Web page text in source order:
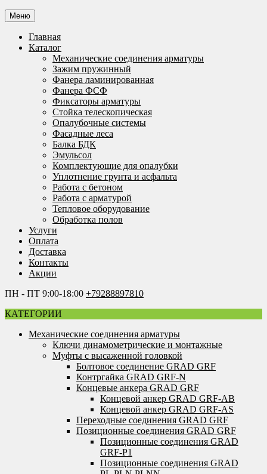
Меню
Главная
Каталог
Механические соединения арматуры
Зажим пружинный
Фанера ламинированная
Фанера ФСФ
Фиксаторы арматуры
Стойка телескопическая
Опалубочные системы
Фасадные леса
Балка БДК
Эмульсол
Комплектующие для опалубки
Уплотнение грунта и асфальта
Работа с бетоном
Работа с арматурой
Тепловое оборудование
Обработка полов
Услуги
Оплата
Доставка
Контакты
Акции
ПН - ПТ 9:00-18:00 +79288897810
КАТЕГОРИИ
Механические соединения арматуры
Ключи динамометрические и монтажные
Муфты с высаженной головкой
Болтовое соединение GRAD GRF
Контргайка GRAD GRF-N
Концевые анкера GRAD GRF
Концевой анкер GRAD GRF-AB
Концевой анкер GRAD GRF-AS
Переходные соединения GRAD GRF
Позиционные соединения GRAD GRF
Позиционные соединения GRAD
GRF-P1
Позиционные соединения GRAD